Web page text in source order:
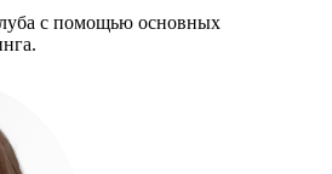
с помощью основных